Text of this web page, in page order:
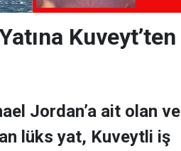
Kuveyt’ten
Jordan’a ait olan ve
lüks yat, Kuveytli iş